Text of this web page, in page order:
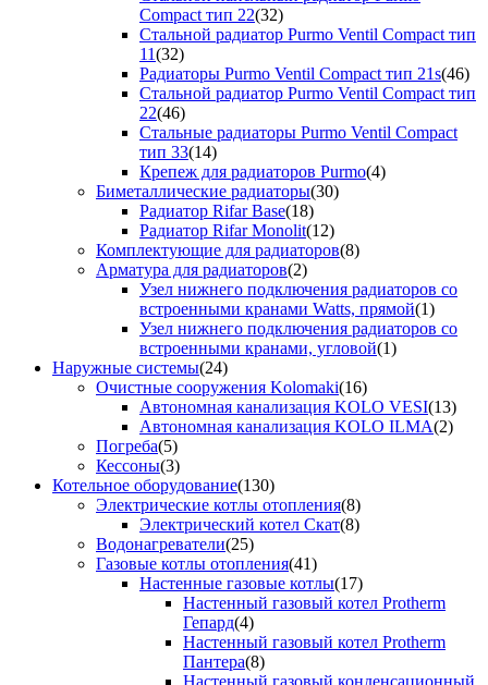
Compact тип 22(32)
Стальной радиатор Purmo Ventil Compact тип
11(32)
Радиаторы Purmo Ventil Compact тип 21s(46)
Стальной радиатор Purmo Ventil Compact тип
22(46)
Стальные радиаторы Purmo Ventil Compact
тип 33(14)
Крепеж для радиаторов Purmo(4)
Биметаллические радиаторы(30)
Радиатор Rifar Base(18)
Радиатор Rifar Monolit(12)
Комплектующие для радиаторов(8)
Арматура для радиаторов(2)
Узел нижнего подключения радиаторов со
встроенными кранами Watts, прямой(1)
Узел нижнего подключения радиаторов со
встроенными кранами, угловой(1)
Наружные системы(24)
Очистные сооружения Kolomaki(16)
Автономная канализация KOLO VESI(13)
Автономная канализация KOLO ILMA(2)
Погреба(5)
Кессоны(3)
Котельное оборудование(130)
Электрические котлы отопления(8)
Электрический котел Скат(8)
Водонагреватели(25)
Газовые котлы отопления(41)
Настенные газовые котлы(17)
Настенный газовый котел Protherm
Гепард(4)
Настенный газовый котел Protherm
Пантера(8)
Настенный газовый конденсационный